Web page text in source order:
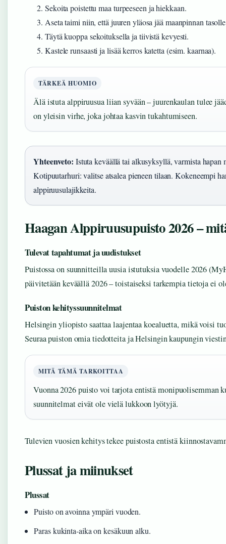
Sekoita poistettu maa turpeeseen ja hiekkaan.
Aseta taimi niin, että juuren yläosa jää maanpinnan
Täytä kuoppa sekoituksella ja tiivistä kevyesti.
Kastele runsaasti ja lisää kerros katetta (esim. kaarnaa).
TÄRKEÄ HUOMIO
Älä istuta alppiruusua liian syvään – juurenkaulan tulee
on yleisin virhe, joka johtaa kasvin tukahtumiseen.
Yhteenveto: Istuta keväällä tai alkusyksyllä, varmista hapan
Kotipuutarhuri: valitse atsalea pieneen tilaan. Kokeneempi
alppiruusulajikkeita.
Haagan Alppiruusupuisto 2026 –
Tulevat tapahtumat ja uudistukset
Puistossa on suunnitteilla uusia istutuksia vuodelle 2026
päivitetään keväällä 2026 – toistaiseksi tarkempia tietoja ei
Puiston kehityssuunnitelmat
Helsingin yliopisto saattaa laajentaa koealuetta, mikä voisi
Seuraa puiston omia tiedotteita ja Helsingin kaupungin
MITÄ TÄMÄ TARKOITTAA
Vuonna 2026 puisto voi tarjota entistä monipuolisemman
suunnitelmat eivät ole vielä lukkoon lyötyjä.
Tulevien vuosien kehitys tekee puistosta entistä
Plussat ja miinukset
Plussat
Puisto on avoinna ympäri vuoden.
Paras kukinta-aika on kesäkuun alku.